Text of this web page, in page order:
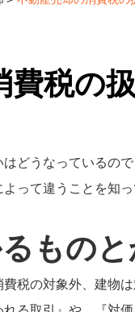
費税の
どうなっているの
って違うことを知っ
もの
税の対象外、建物は